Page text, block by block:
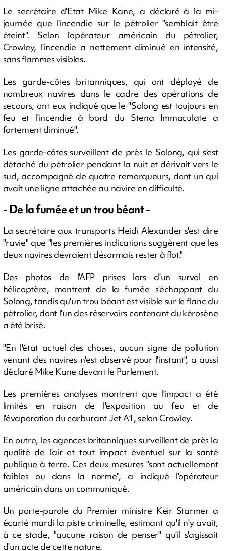
Le secrétaire d'Etat Mike Kane, a déclaré à la mi-
journée que l'incendie sur le pétrolier "semblait être
éteint". Selon l'opérateur américain du pétrolier,
Crowley, l'incendie a nettement diminué en intensité,
sans flammes visibles.
Les garde-côtes britanniques, qui ont déployé de
nombreux navires dans le cadre des opérations de
secours, ont eux indiqué que le "Solong est toujours en
feu et l'incendie à bord du Stena Immaculate a
fortement diminué".
Les garde-côtes surveillent de près le Solong, qui s'est
détaché du pétrolier pendant la nuit et dérivait vers le
sud, accompagné de quatre remorqueurs, dont un qui
avait une ligne attachée au navire en difficulté.
- De la fumée et un trou béant -
La secrétaire aux transports Heidi Alexander s'est dire
"ravie" que "les premières indications suggèrent que les
deux navires devraient désormais rester à flot."
Des photos de l'AFP prises lors d'un survol en
hélicoptère, montrent de la fumée s'échappant du
Solong, tandis qu'un trou béant est visible sur le flanc du
pétrolier, dont l'un des réservoirs contenant du kérosène
a été brisé.
"En l'état actuel des choses, aucun signe de pollution
venant des navires n'est observé pour l'instant", a aussi
déclaré Mike Kane devant le Parlement.
Les premières analyses montrent que l'impact a été
limités en raison de l'exposition au feu et de
l'évaporation du carburant Jet A1, selon Crowley.
En outre, les agences britanniques surveillent de près la
qualité de l'air et tout impact éventuel sur la santé
publique à terre. Ces deux mesures "sont actuellement
faibles ou dans la norme", a indiqué l'opérateur
américain dans un communiqué.
Un porte-parole du Premier ministre Keir Starmer a
écarté mardi la piste criminelle, estimant qu'il n'y avait,
à ce stade, "aucune raison de penser" qu'il s'agissait
d'un acte de cette nature.